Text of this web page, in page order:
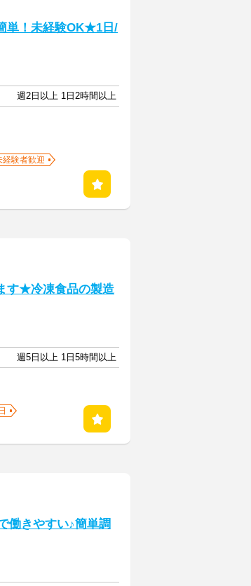
単！未経験OK★1日/
週2日以上 1日2時間以上
経験者歓迎
す★冷凍食品の製造
週5日以上 1日5時間以上
働きやすい♪簡単調